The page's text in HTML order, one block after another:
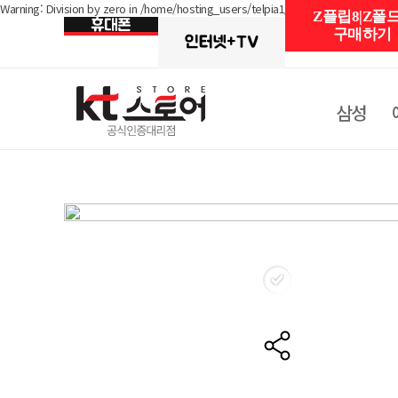
Warning: Division by zero in /home/hosting_users/telpia1/www/shop/
삼성
Z플립8|Z폴
구매하기